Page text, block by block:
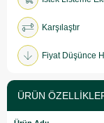
Karşılaştır
Fiyat Düşünce
ÜRÜN